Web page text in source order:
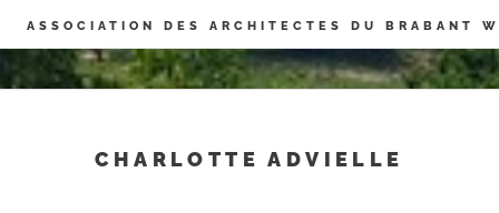
Panneau de gestion des cookies
ASSOCIATION DES ARCHITECTES DU BRABANT
CHARLOTTE ADVIELLE